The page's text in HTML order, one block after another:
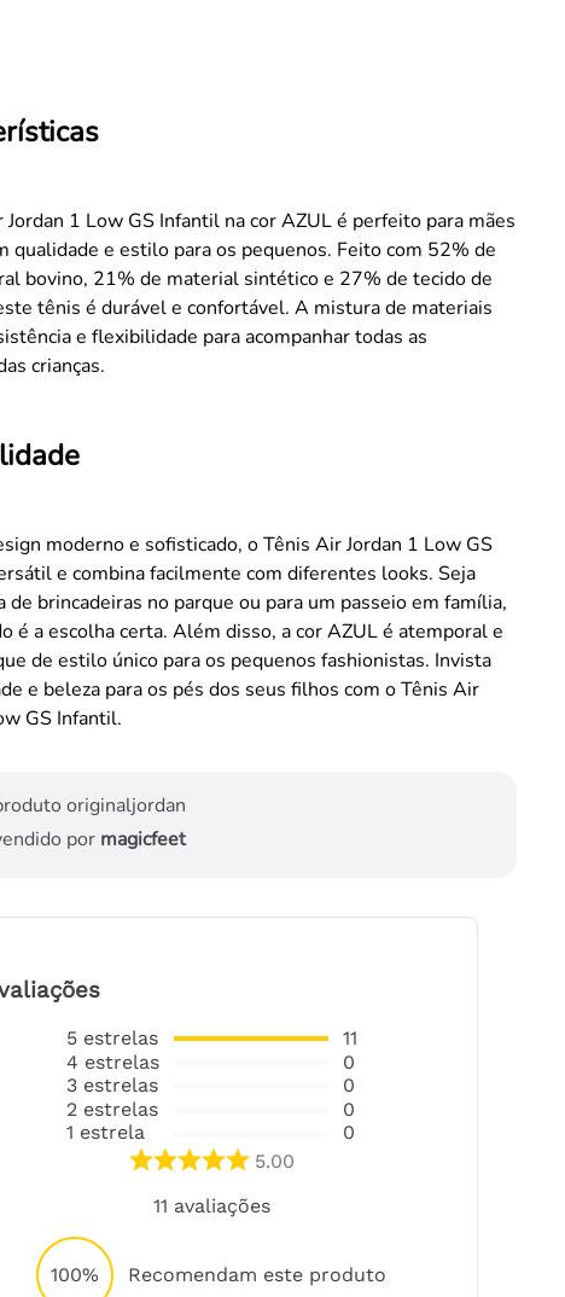
Jordan 1 Low GS Infantil na cor AZUL é perfeito para mães
qualidade e estilo para os pequenos. Feito com 52% de
bovino, 21% de material sintético e 27% de tecido de
tênis é durável e confortável. A mistura de materiais
e flexibilidade para acompanhar todas as
crianças.
moderno e sofisticado, o Tênis Air Jordan 1 Low GS
e combina facilmente com diferentes looks. Seja
de brincadeiras no parque ou para um passeio em família,
é a escolha certa. Além disso, a cor AZUL é atemporal e
de estilo único para os pequenos fashionistas. Invista
e beleza para os pés dos seus filhos com o Tênis Air
GS Infantil.
originaljordan
por magicfeet
5 estrelas
4 estrelas
3 estrelas
2 estrelas
1 estrela
11
0
0
0
0
5.00
11 avaliações
100% Recomendam este produto